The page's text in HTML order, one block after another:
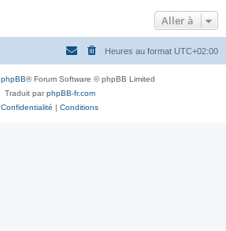
Aller à
Heures au format UTC+02:00
phpBB® Forum Software © phpBB Limited
Traduit parphpBB-fr.com
Confidentialité | Conditions